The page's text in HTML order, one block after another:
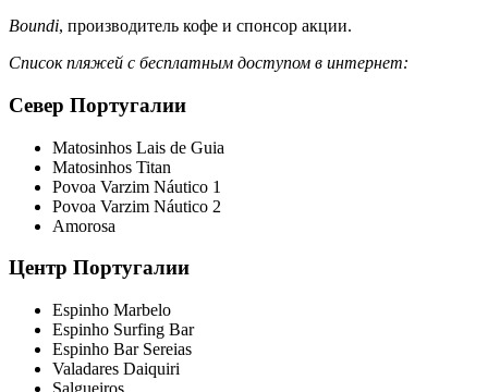
Boundi, производитель кофе и спонсор акции.
Список пляжей с бесплатным доступом в интернет:
Север Португалии
Matosinhos Lais de Guia
Matosinhos Titan
Povoa Varzim Náutico 1
Povoa Varzim Náutico 2
Amorosa
Центр Португалии
Espinho Marbelo
Espinho Surfing Bar
Espinho Bar Sereias
Valadares Daiquiri
Salgueiros